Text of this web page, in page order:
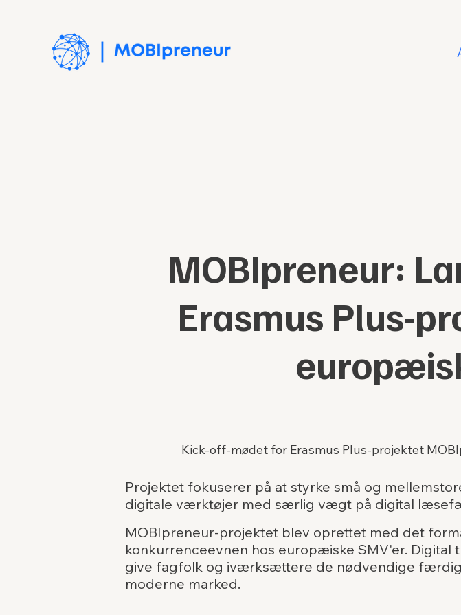
MOBIpreneur:
Erasmus Plus-
Kick-off-mødet for Erasmus Plus-projektet
Projektet fokuserer på at styrke små og
digitale værktøjer med særlig vægt på digital
MOBIpreneur-projektet blev oprettet med det
konkurrenceevnen hos europæiske SMV'er.
give fagfolk og iværksættere de nødvendige
moderne marked.